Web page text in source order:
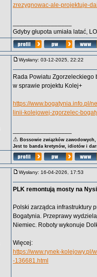
zrezygnowac-ale-projektuje-
Gdyby głupota umiała latać,
Wysłany: 03-12-2025, 22:22
Rada Powiatu
w sprawie projektu Kolej+
https://www.bogatynia.info.pl/
linii-kolejowej-zgorzelec-
⚠ Bossowie związków
Jest to banda kretynów, idiotów i
Wysłany: 16-04-2026, 17:53
PLK remontują mosty na
Polski zarządca infrastruktury
Bogatynia. Przeprawy
Niemiec. Roboty wykonuje
Więcej:
https://www.rynek-
-136681.html